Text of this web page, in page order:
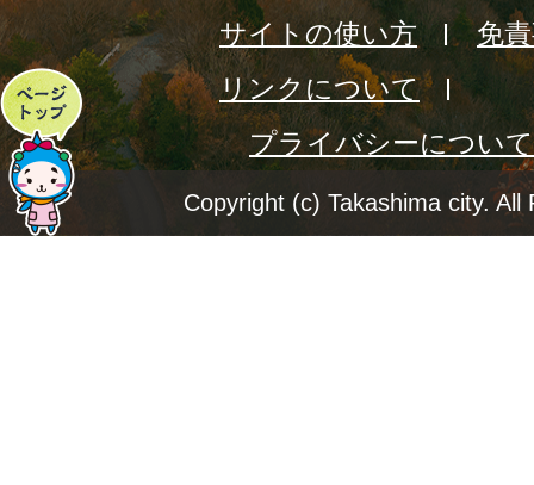
ペ
ー
ジ
サイトの使い方
免
リンクについて
プライバシーについて
Copyright (c) Takashima city. All